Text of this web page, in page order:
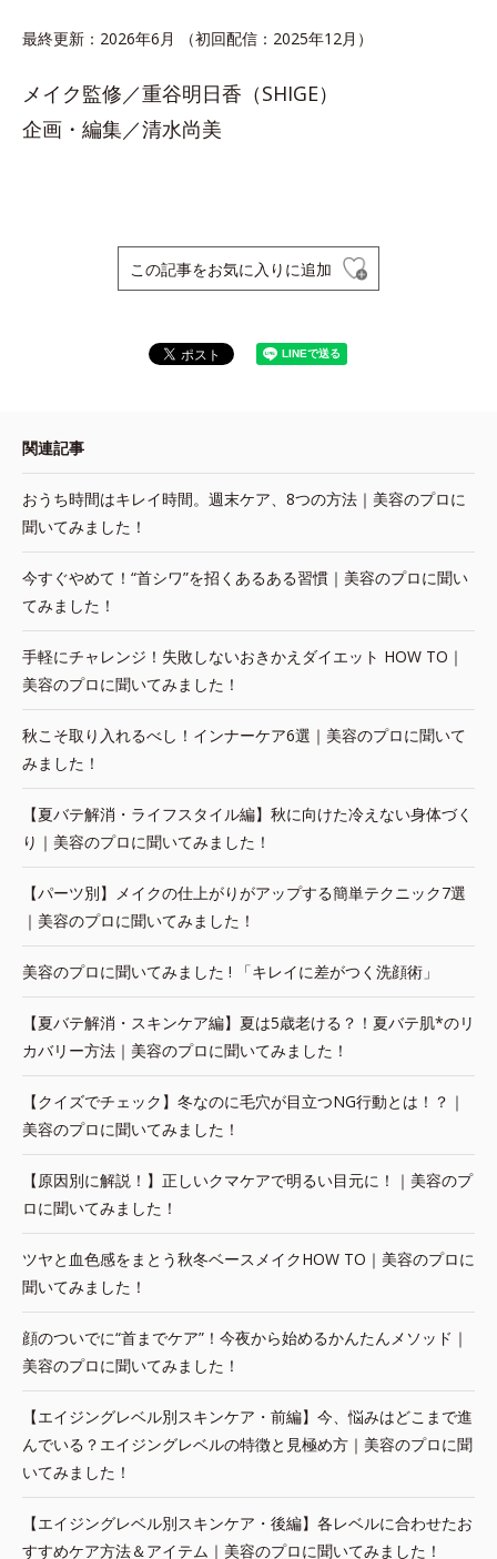
最終更新：2026年6月 （初回配信：2025年12月）
メイク監修／重谷明日香（SHIGE）
企画・編集／清水尚美
この記事をお気に入りに追加
関連記事
おうち時間はキレイ時間。週末ケア、8つの方法｜美容のプロに
聞いてみました！
今すぐやめて！“首シワ”を招くあるある習慣｜美容のプロに聞い
てみました！
手軽にチャレンジ！失敗しないおきかえダイエット HOW TO｜
美容のプロに聞いてみました！
秋こそ取り入れるべし！インナーケア6選｜美容のプロに聞いて
みました！
【夏バテ解消・ライフスタイル編】秋に向けた冷えない身体づく
り｜美容のプロに聞いてみました！
【パーツ別】メイクの仕上がりがアップする簡単テクニック7選
｜美容のプロに聞いてみました！
美容のプロに聞いてみました ! 「キレイに差がつく洗顔術」
【夏バテ解消・スキンケア編】夏は5歳老ける？！夏バテ肌*のリ
カバリー方法｜美容のプロに聞いてみました！
【クイズでチェック】冬なのに毛穴が目立つNG行動とは！？｜
美容のプロに聞いてみました！
【原因別に解説！】正しいクマケアで明るい目元に！｜美容のプ
ロに聞いてみました！
ツヤと血色感をまとう秋冬ベースメイクHOW TO｜美容のプロに
聞いてみました！
顔のついでに“首までケア”！今夜から始めるかんたんメソッド｜
美容のプロに聞いてみました！
【エイジングレベル別スキンケア・前編】今、悩みはどこまで進
んでいる？エイジングレベルの特徴と見極め方｜美容のプロに聞
いてみました！
【エイジングレベル別スキンケア・後編】各レベルに合わせたお
すすめケア方法＆アイテム｜美容のプロに聞いてみました！